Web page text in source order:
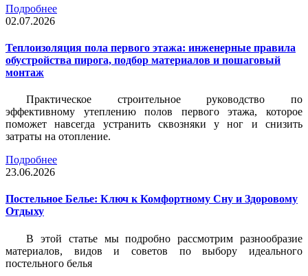
Подробнее
02.07.2026
Теплоизоляция пола первого этажа: инженерные правила
обустройства пирога, подбор материалов и пошаговый
монтаж
Практическое строительное руководство по
эффективному утеплению полов первого этажа, которое
поможет навсегда устранить сквозняки у ног и снизить
затраты на отопление.
Подробнее
23.06.2026
Постельное Белье: Ключ к Комфортному Сну и Здоровому
Отдыху
В этой статье мы подробно рассмотрим разнообразие
материалов, видов и советов по выбору идеального
постельного белья